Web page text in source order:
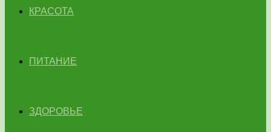
КРАСОТА
ПИТАНИЕ
ЗДОРОВЬЕ